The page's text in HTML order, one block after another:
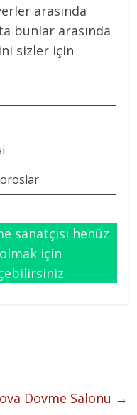
arasında
bunlar arasında
sizler için
sanatçısı henüz
olmak için
Dövme Salonu →